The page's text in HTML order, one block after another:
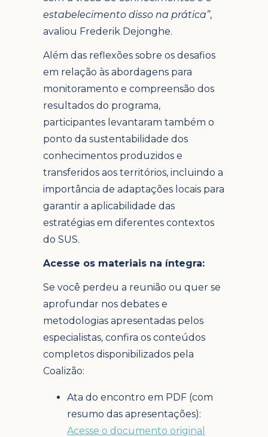
estabelecimento disso na prática”,
avaliou Frederik Dejonghe.
Além das reflexões sobre os desafios
em relação às abordagens para
monitoramento e compreensão dos
resultados do programa,
participantes levantaram também o
ponto da sustentabilidade dos
conhecimentos produzidos e
transferidos aos territórios, incluindo a
importância de adaptações locais para
garantir a aplicabilidade das
estratégias em diferentes contextos
do SUS.
Acesse os materiais na íntegra:
Se você perdeu a reunião ou quer se
aprofundar nos debates e
metodologias apresentadas pelos
especialistas, confira os conteúdos
completos disponibilizados pela
Coalizão:
Ata do encontro em PDF (com
resumo das apresentações):
Acesse o documento original